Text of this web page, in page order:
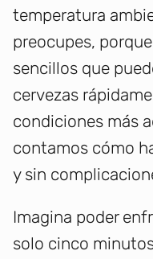
temperatura
preocupes,
sencillos que
cervezas
condiciones más
contamos cómo
y sin
Imagina poder
solo cinco